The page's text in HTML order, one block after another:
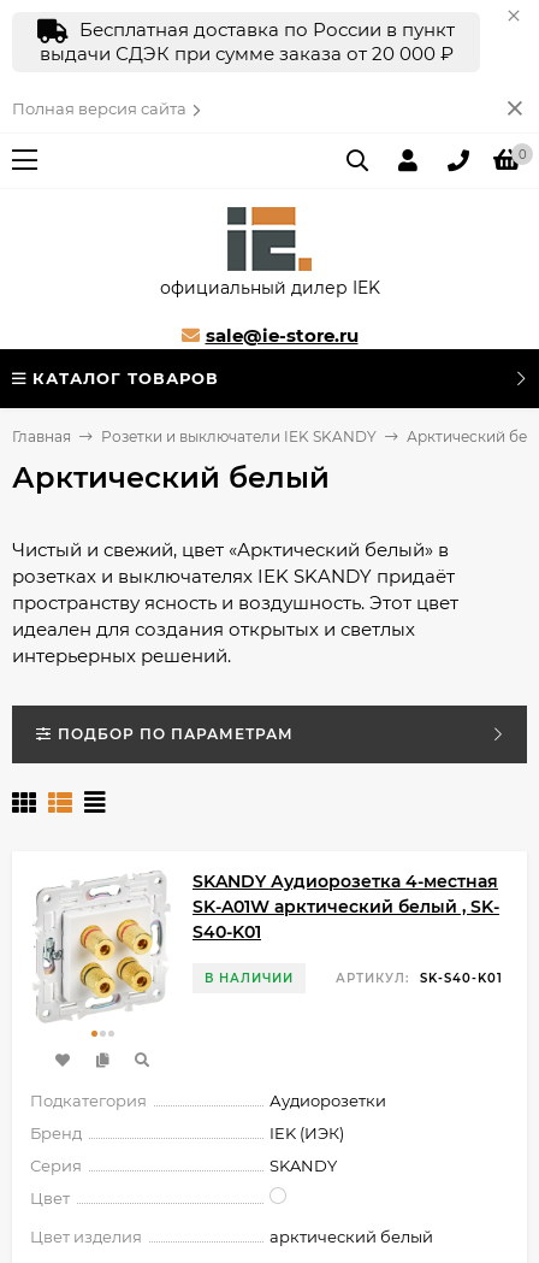
Бесплатная доставка по России в пункт
выдачи СДЭК при сумме заказа от 20 000 ₽
Полная версия сайта
0
официальный дилер IEK
sale@ie-store.ru
КАТАЛОГ ТОВАРОВ
Главная Розетки и выключатели IEK SKANDY Арктический
Арктический белый
Чистый и свежий, цвет «Арктический белый» в
розетках и выключателях IEK SKANDY придаёт
пространству ясность и воздушность. Этот цвет
идеален для создания открытых и светлых
интерьерных решений.
ПОДБОР ПО ПАРАМЕТРАМ
SKANDY Аудиорозетка 4-местная
SK-A01W арктический белый , SK-
S40-K01
В НАЛИЧИИ АРТИКУЛ: SK-S40-K01
Подкатегория
Аудиорозетки
Бренд
IEK (ИЭК)
Серия
SKANDY
Цвет
Цвет изделия
арктический белый